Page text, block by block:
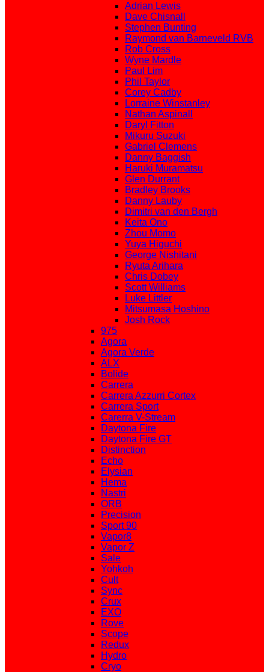
Adrian Lewis
Dave Chisnall
Stephen Bunting
Raymond van Barneveld RVB
Rob Cross
Wyne Mardle
Paul Lim
Phil Taylor
Corey Cadby
Lorraine Winstanley
Nathan Aspinall
Daryl Fitton
Mikuru Suzuki
Gabriel Clemens
Danny Baggish
Haruki Muramatsu
Glen Durrant
Bradley Brooks
Danny Lauby
Dimitri van den Bergh
Keita Ono
Zhou Momo
Yuya Higuchi
George Nishitani
Ryuta Arihara
Chris Dobey
Scott Williams
Luke Littler
Mitsumasa Hoshino
Josh Rock
975
Agora
Agora Verde
ALX
Bolide
Carrera
Carrera Azzurri Cortex
Carrera Sport
Carerra V-Stream
Daytona Fire
Daytona Fire GT
Distinction
Echo
Elysian
Hema
Nastri
ORB
Precision
Sport 90
Vapor8
Vapor Z
Sale
Yohkoh
Cult
Sync
Crux
EXO
Rove
Scope
Redux
Hydro
Cryo